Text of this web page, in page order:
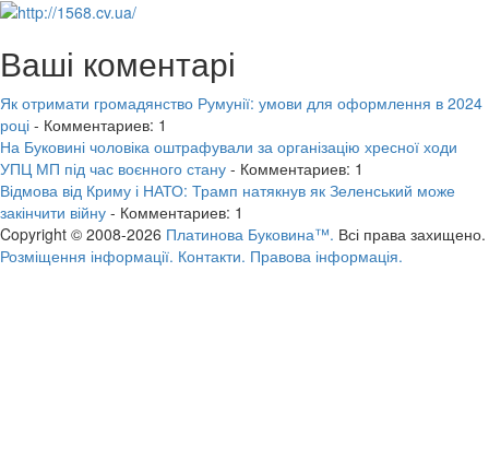
Ваші коментарі
Як отримати громадянство Румунії: умови для оформлення в 2024
році - Комментариев: 1
На Буковині чоловіка оштрафували за організацію хресної ходи
УПЦ МП під час воєнного стану - Комментариев: 1
Відмова від Криму і НАТО: Трамп натякнув як Зеленський може
закінчити війну - Комментариев: 1
Copyright © 2008-2026 Платинова Буковина™. Всі права захищено.
Розміщення інформації. Контакти. Правова інформація.